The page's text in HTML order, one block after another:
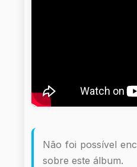
Não foi possível
sobre este álbum.